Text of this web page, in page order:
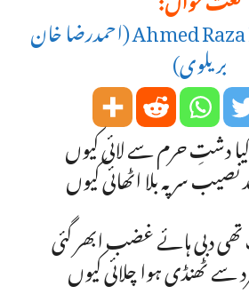
Ahmed Raza Khan Barelvi (احمدرضا خان
بریلوی)
دشتِ حرم سے لائی کیوں
نصیب سر پہ بلا اٹھائی کیوں
دبی ہائے غضب ابھر گئی
سے ٹھنڈی ہوا چلائی کیوں